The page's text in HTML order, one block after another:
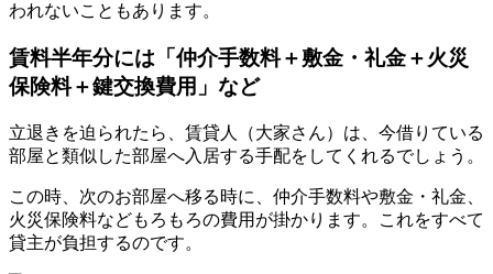
われないこともあります。
賃料半年分には「仲介手数料＋敷金・礼金＋火災
保険料＋鍵交換費用」など
立退きを迫られたら、賃貸人（大家さん）は、今借りている
部屋と類似した部屋へ入居する手配をしてくれるでしょう。
この時、次のお部屋へ移る時に、仲介手数料や敷金・礼金、
火災保険料などもろもろの費用が掛かります。これをすべて
貸主が負担するのです。